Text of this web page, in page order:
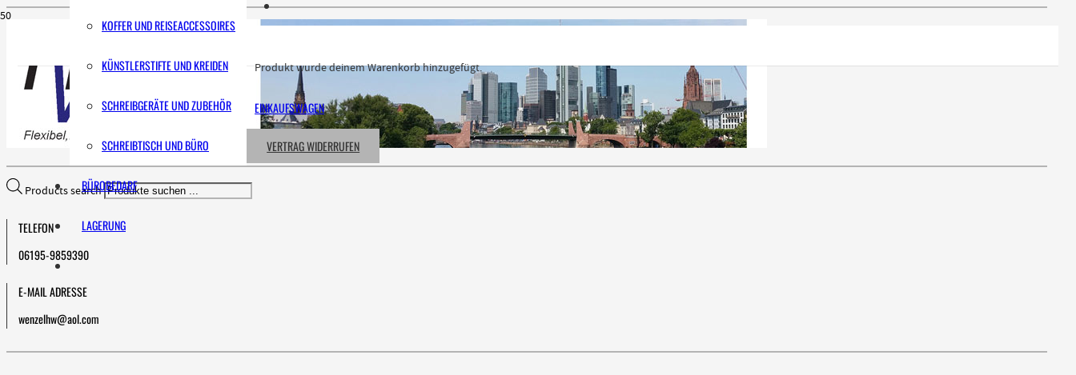
KOFFER UND REISEACCESSOIRES
KÜNSTLERSTIFTE UND KREIDEN
SCHREIBGERÄTE UND ZUBEHÖR
SCHREIBTISCH UND BÜRO
BÜROBEDARF
LAGERUNG
Produktwurde deinem Warenkorb hinzugefügt.
EINKAUFSWAGEN
VERTRAG WIDERRUFEN
Products search
TELEFON
06195-9859390
E-MAIL ADRESSE
wenzelhw@aol.com